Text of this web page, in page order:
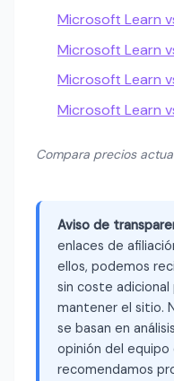
Microsoft Learn
Microsoft Learn
Microsoft Learn
Microsoft Learn
Compara precios
Aviso de
enlaces de
ellos, podemos
sin coste adicional
mantener el sitio.
se basan en
opinión del equipo
recomendamos